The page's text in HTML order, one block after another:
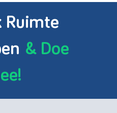
Ruimte
& Doe